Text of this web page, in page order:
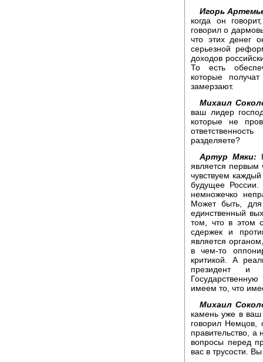
Игорь
когда он
говорил о
что этих денег
серьезной
доходов
То есть
которые
замерзают.
Михаил
ваш лидер
которые не
разделяете?
Артур Мяки:
является первым
чувствуем
будущее
немножечко
Может быть,
единственный
том, что в этом
сдержек и
является
в чем-то
критикой. А
президент и
имеем то, что
Михаил
камень уже в ваш
говорил Немцов,
правительство, а
вопросы перед
вас в трусости.